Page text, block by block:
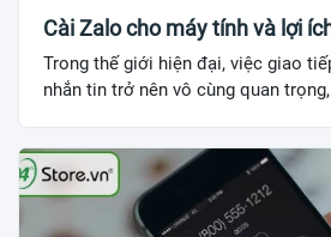
Cài Zalo cho máy tính và lợi
Trong thế giới hiện đại, việc giao
nhắn tin trở nên vô cùng quan